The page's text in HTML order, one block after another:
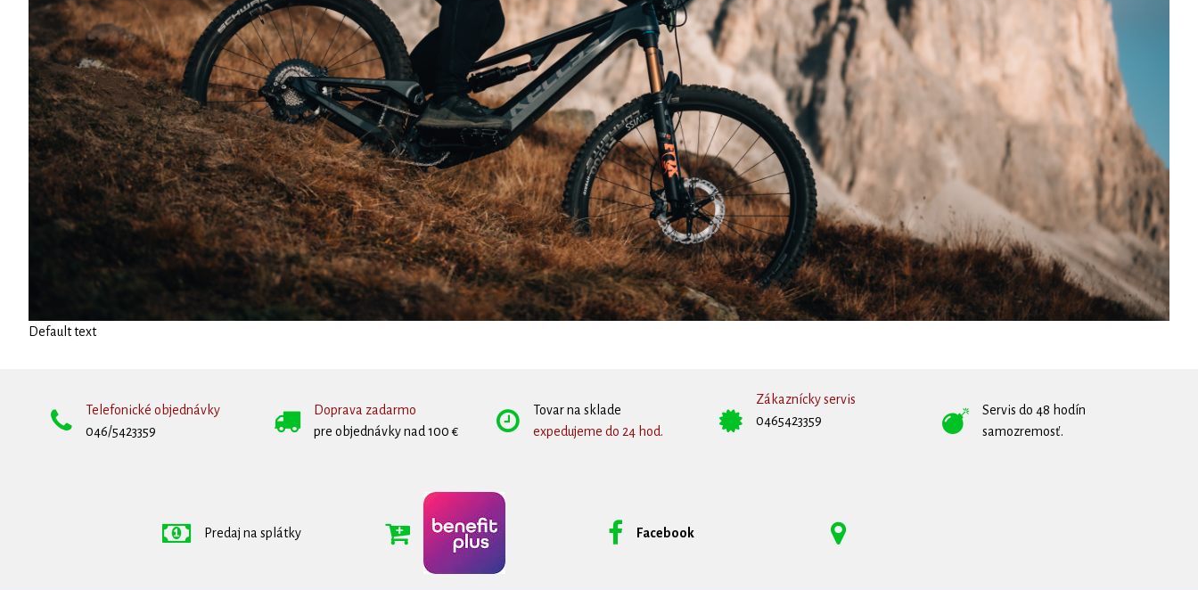
Default text
Telefonické objednávky
046/5423359
Doprava zadarmo
pre objednávky nad 100 €
Tovar na sklade
expedujeme do 24 hod.
Zákaznícky servis
0465423359
Servis do 48 hodín
samozremosť.
Predaj na splátky Facebook